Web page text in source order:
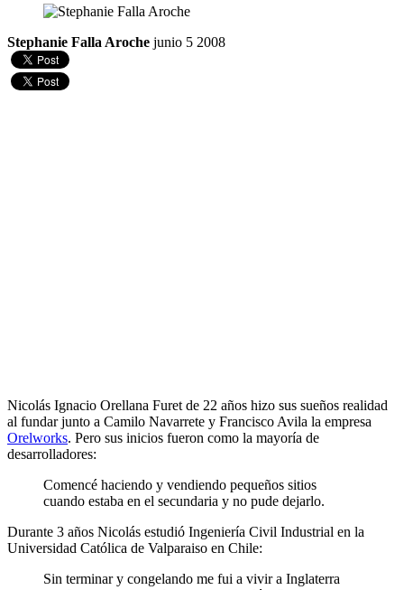
Stephanie Falla Aroche junio 5 2008
Nicolás Ignacio Orellana Furet de 22 años hizo sus sueños realidad
al fundar junto a Camilo Navarrete y Francisco Avila la empresa
Orelworks. Pero sus inicios fueron como la mayoría de
desarrolladores:
Comencé haciendo y vendiendo pequeños sitios
cuando estaba en el secundaria y no pude dejarlo.
Durante 3 años Nicolás estudió Ingeniería Civil Industrial en la
Universidad Católica de Valparaiso en Chile:
Sin terminar y congelando me fui a vivir a Inglaterra